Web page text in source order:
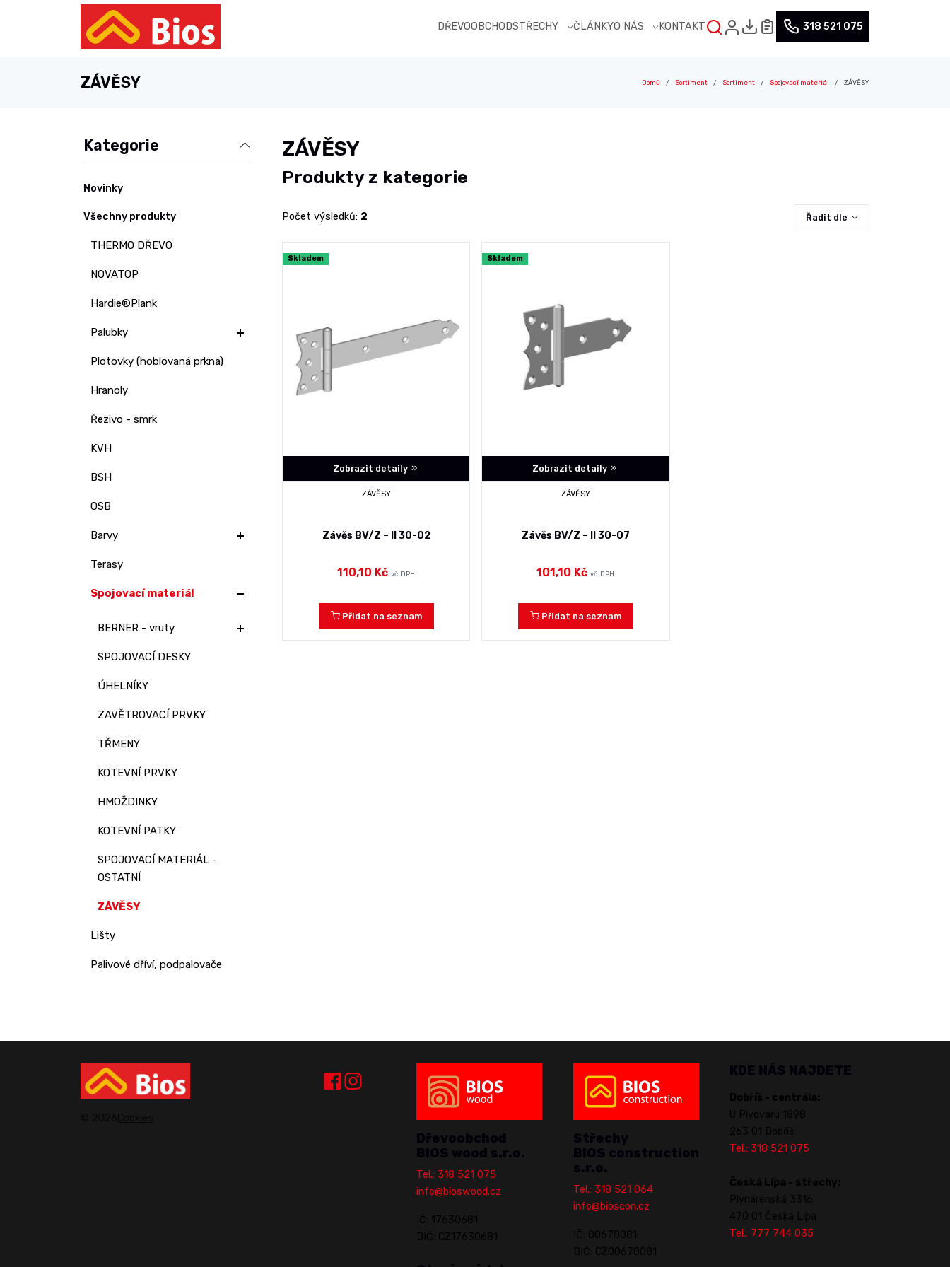
DŘEVOOBCHODSTŘECHY ČLÁNKYO NÁS KONTAKT 318 521 075
ZÁVĚSY Domů Sortiment Sortiment Spojovací materiál ZÁVĚSY
Kategorie
Novinky
Všechny produkty
THERMO DŘEVO
NOVATOP
Hardie®Plank
Palubky
Plotovky (hoblovaná prkna)
Hranoly
Řezivo - smrk
KVH
BSH
OSB
Barvy
Terasy
Spojovací materiál
BERNER - vruty
SPOJOVACÍ DESKY
ÚHELNÍKY
ZAVĚTROVACÍ PRVKY
TŘMENY
KOTEVNÍ PRVKY
HMOŽDINKY
KOTEVNÍ PATKY
SPOJOVACÍ MATERIÁL -
OSTATNÍ
ZÁVĚSY
Lišty
Palivové dříví, podpalovače
ZÁVĚSY
Produkty z kategorie
Počet výsledků: 2 Řadit dle
Skladem
Zobrazit detaily
ZÁVĚSY
Závěs BV/Z – II 30-02
110,10 Kč vč. DPH
Přidat na seznam
Skladem
Zobrazit detaily
ZÁVĚSY
Závěs BV/Z – II 30-07
101,10 Kč vč. DPH
Přidat na seznam
Dřevoobchod
BIOS wood s.r.o.
Tel.: 318 521 075
info@bioswood.cz
IČ: 17630681
DIČ: CZ17630681
Střechy
BIOS construction
s.r.o.
Tel.: 318 521 064
info@bioscon.cz
IČ: 00670081
DIČ: CZ00670081
KDE NÁS NAJDETE
Dobříš - centrála:
U Pivovaru 1898
263 01 Dobříš
Tel.: 318 521 075
Česká Lípa - střechy:
Plynárenská 3316
470 01 Česká Lípa
Tel.: 777 744 035